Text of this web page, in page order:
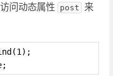
问动态属性 post
来